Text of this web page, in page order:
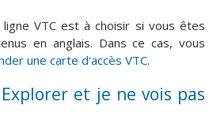
VTC est à choisir si vous êtes
en anglais. Dans ce cas, vous
une carte d'accès VTC.
et je ne vois pas